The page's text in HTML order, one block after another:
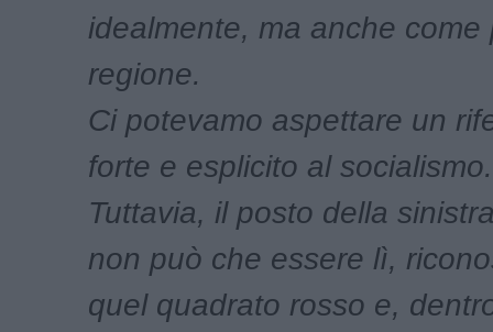
idealmente, ma anche come
regione.
Ci potevamo aspettare un
forte e esplicito al socialismo.
Tuttavia, il posto della
non può che essere lì,
quel quadrato rosso e,